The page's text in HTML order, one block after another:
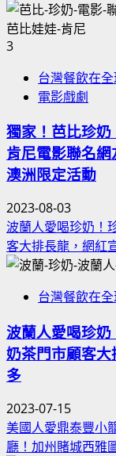
3
台灣餐飲在
電影戲劇
獨家！芭比珍
肯尼電影聯名
澳洲限定活動
2023-08-03
波蘭人愛喝珍奶！
客大排長龍，網紅
台灣餐飲在
波蘭人愛喝珍
奶茶門市顧客大
多
2023-07-15
美國人愛鼎泰豐小
廳！加州賭城西雅